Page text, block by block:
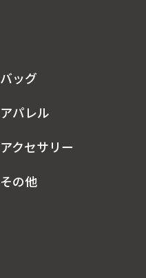
バッグ
アパレル
アクセサリー
その他